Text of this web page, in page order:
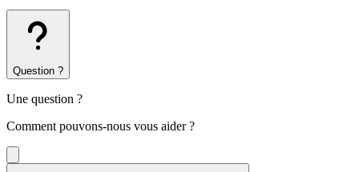
Question ?
Une question ?
Comment pouvons-nous vous aider ?